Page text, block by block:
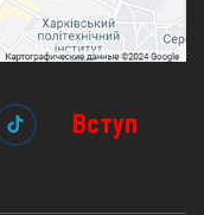
Вступ